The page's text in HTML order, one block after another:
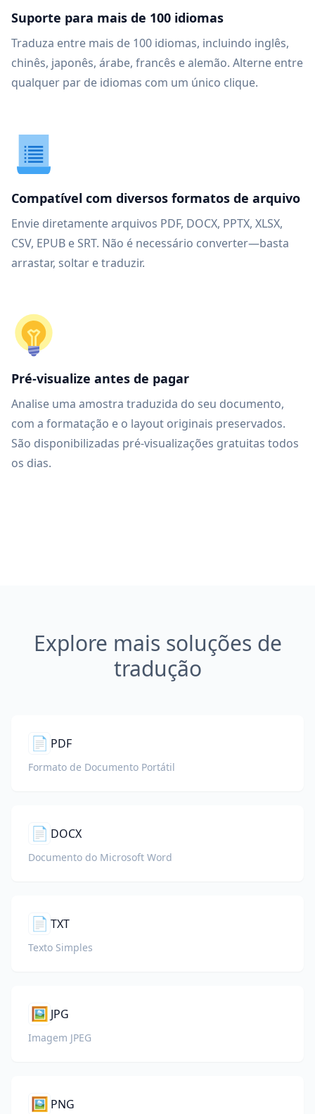
Suporte para mais de 100 idiomas
Traduza entre mais de 100 idiomas, incluindo inglês,
chinês, japonês, árabe, francês e alemão. Alterne entre
qualquer par de idiomas com um único clique.
Compatível com diversos formatos de arquivo
Envie diretamente arquivos PDF, DOCX, PPTX, XLSX,
CSV, EPUB e SRT. Não é necessário converter—basta
arrastar, soltar e traduzir.
Pré-visualize antes de pagar
Analise uma amostra traduzida do seu documento,
com a formatação e o layout originais preservados.
São disponibilizadas pré-visualizações gratuitas todos
os dias.
Explore mais soluções de
tradução
📄 PDF
Formato de Documento Portátil
📄 DOCX
Documento do Microsoft Word
📄 TXT
Texto Simples
🖼️ JPG
Imagem JPEG
🖼️ PNG